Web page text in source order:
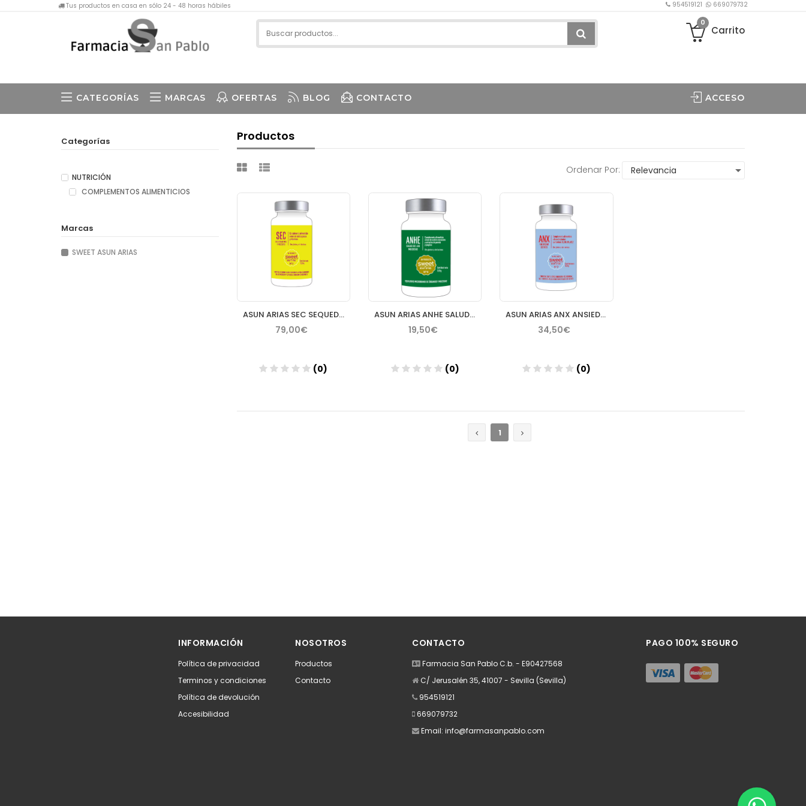
Tus productos en casa en sólo 24 - 48 horas hábiles 954519121 669079732
0
Carrito
CATEGORÍAS MARCAS OFERTAS BLOG CONTACTO ACCESO
Productos
Ordenar Por:
ASUN ARIAS SEC SEQUEDAD PIEL Y MUCOSAS SWEET Nº3 60 PERLAS
79,00€
(0)
ASUN ARIAS ANHE SALUD MUCOSAS SWEET Nº4 30 PERLAS
19,50€
(0)
ASUN ARIAS ANX ANSIEDAD ESTRES SWEET Nº2 60 CAPS
34,50€
(0)
1
Categorías
NUTRICIÓN
COMPLEMENTOS ALIMENTICIOS
Marcas
SWEET ASUN ARIAS
INFORMACIÓN
Política de privacidad
Terminos y condiciones
Política de devolución
Accesibilidad
NOSOTROS
Productos
Contacto
CONTACTO
Farmacia San Pablo C.b. - E90427568
C/ Jerusalén 35, 41007 - Sevilla (Sevilla)
954519121
669079732
Email: info@farmasanpablo.com
PAGO 100% SEGURO